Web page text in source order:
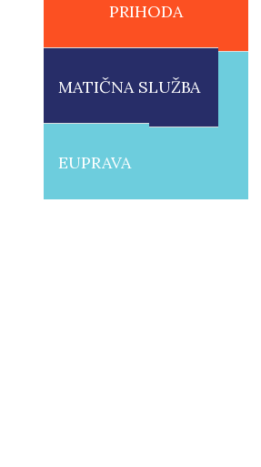
PRIHODA
MATIČNA SLUŽBA
EUPRAVA